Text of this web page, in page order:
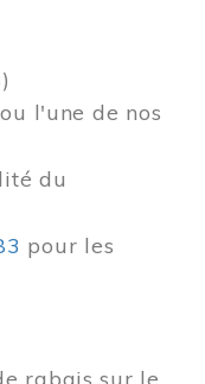
l'une de nos
du
pour les